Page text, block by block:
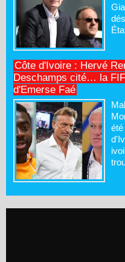
Côte d'Ivoire : Hervé
Deschamps cité… la
d'Emerse Faé